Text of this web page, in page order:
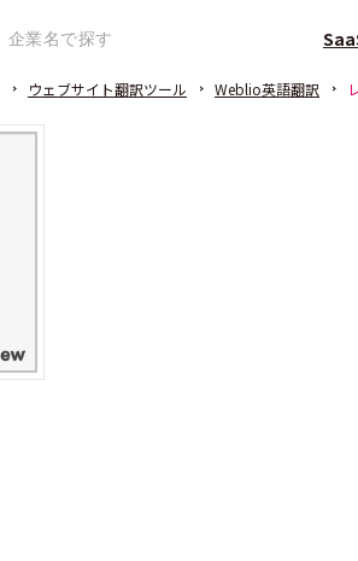
ウェブサイト翻訳ツール Weblio英語翻訳